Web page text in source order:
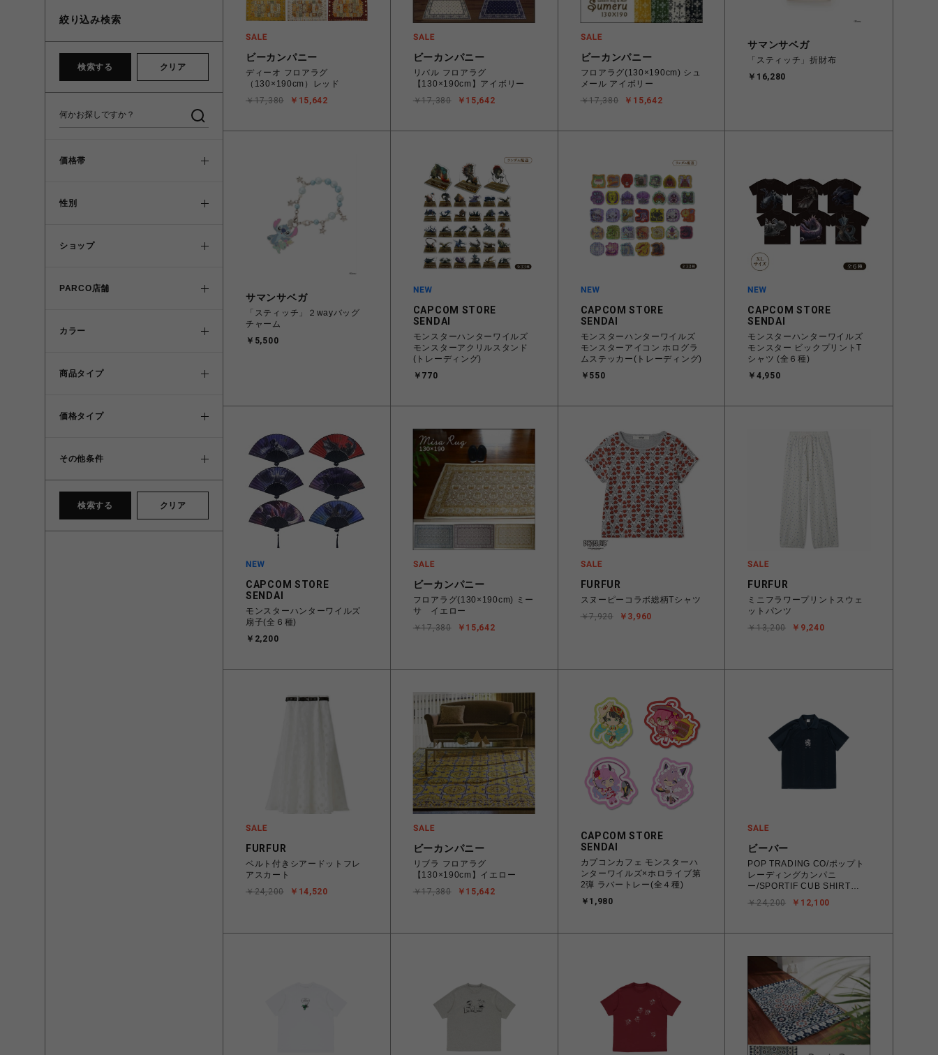
絞り込み検索
検索する クリア
価格帯
性別
ショップ
PARCO店舗
カラー
商品タイプ
価格タイプ
その他条件
検索する クリア
ビーカンパニー
ディーオ フロアラグ
（130×190cm）レッド
￥15,642
￥17,380
ビーカンパニー
リバル フロアラグ
【130×190cm】アイボリー
￥15,642
￥17,380
ビーカンパニー
フロアラグ(130×190cm) シュ
メール アイボリー
￥15,642
￥17,380
サマンサベガ
「スティッチ」折財布
￥16,280
サマンサベガ
「スティッチ」２wayバッグ
チャーム
￥5,500
CAPCOM STORE
SENDAI
モンスターハンターワイルズ
モンスターアクリルスタンド
(トレーディング)
￥770
CAPCOM STORE
SENDAI
モンスターハンターワイルズ
モンスターアイコン ホログラ
ムステッカー(トレーディング)
￥550
CAPCOM STORE
SENDAI
モンスターハンターワイルズ
モンスター ビックプリントT
シャツ (全６種)
￥4,950
CAPCOM STORE
SENDAI
モンスターハンターワイルズ
扇子(全６種)
￥2,200
ビーカンパニー
フロアラグ(130×190cm) ミー
サ イエロー
￥15,642
￥17,380
FURFUR
スヌーピーコラボ総柄Tシャツ
￥3,960
￥7,920
FURFUR
ミニフラワープリントスウェ
ットパンツ
￥9,240
￥13,200
FURFUR
ベルト付きシアードットフレ
アスカート
￥14,520
￥24,200
ビーカンパニー
リブラ フロアラグ
【130×190cm】イエロー
￥15,642
￥17,380
CAPCOM STORE
SENDAI
カプコンカフェ モンスターハ
ンターワイルズ×ホロライブ第
2弾 ラバートレー(全４種)
￥1,980
ビーバー
POP TRADING CO/ポップト
レーディングカンパニ
ー/SPORTIF CUB SHIRT
NAVY ポロシャツ
￥12,100
￥24,200